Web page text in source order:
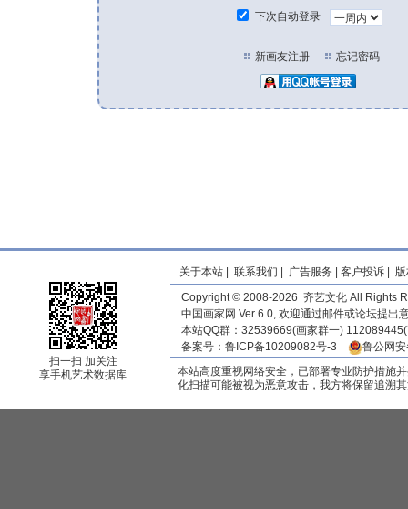
下次自动登录
新画友注册 忘记密码
扫一扫 加关注
享手机艺术数据库
关于本站 联系我们 广告服务 客户投诉
Copyright © 2008-2026 齐艺文化 All Rights
中国画家网 Ver 6.0, 欢迎通过邮件或论坛提出
本站QQ群：32539669(画家群一)
备案号： 鲁ICP备10209082号-3
鲁公网
本站高度重视网络安全，已部署专业防护措施
化扫描可能被视为恶意攻击，我方将保留追溯